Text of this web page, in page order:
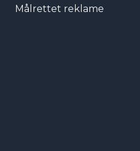
Målrettet reklame